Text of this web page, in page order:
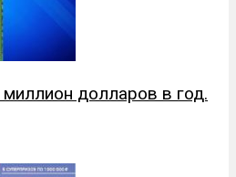
долларов в год.